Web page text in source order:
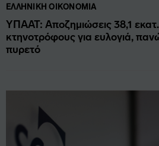
ΕΛΛΗΝΙΚΉ ΟΙΚΟΝΟΜΊΑ
ΥΠΑΑΤ: Αποζημιώσεις 38,1
κτηνοτρόφους για ευλογιά,
πυρετό